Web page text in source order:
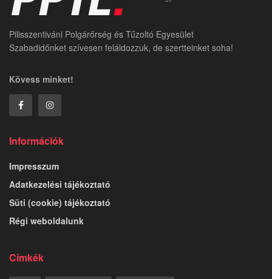
Pilisszentiváni Polgárőrség és Tűzoltó Egyesület
Szabadidőnket szívesen feláldozzuk, de szertteinket soha!
Kövess minket!
Információk
Impresszum
Adatkezelési tájékoztató
Süti (cookie) tájékoztató
Régi weboldalunk
Címkék